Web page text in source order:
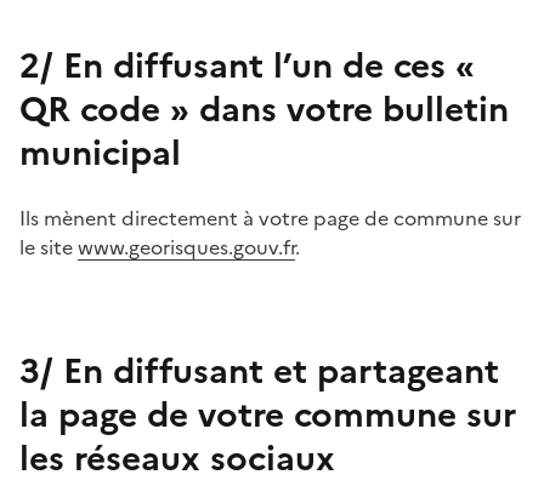
2/ En diffusant l’un de ces «
QR code » dans votre bulletin
municipal
Ils mènent directement à votre page de commune sur
le sitewww.georisques.gouv.fr.
3/ En diffusant et partageant
la page de votre commune sur
les réseaux sociaux